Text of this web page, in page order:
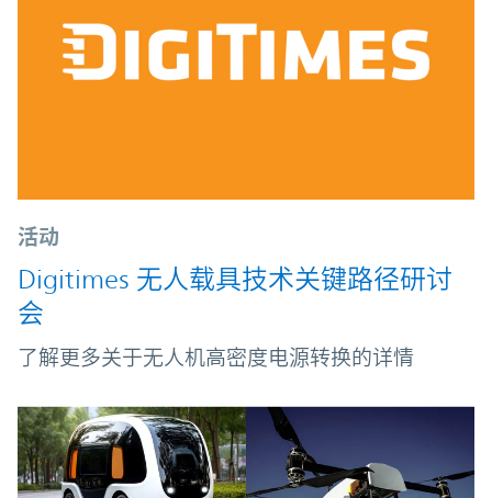
活动
Digitimes 无人载具技术关键路径研讨
会
了解更多关于无人机高密度电源转换的详情